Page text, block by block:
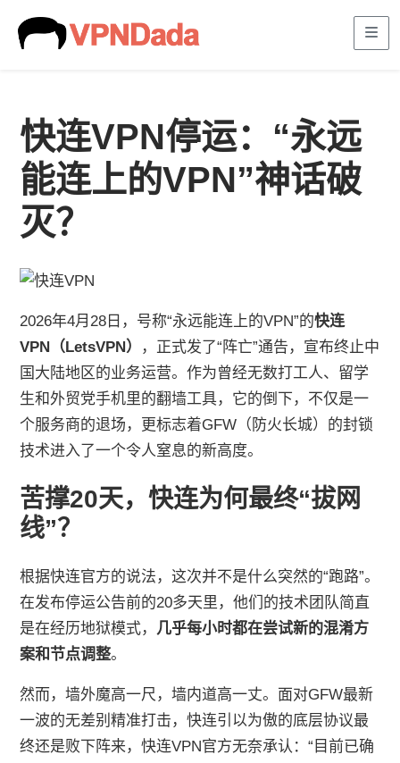
快连VPN停运：“永远
能连上的VPN”神话破
灭？
2026年4月28日，号称“永远能连上的VPN”的快连
VPN（LetsVPN）
，正式发了“阵亡”通告，宣布终止中
国大陆地区的业务运营。作为曾经无数打工人、留学
生和外贸党手机里的翻墙工具，它的倒下，不仅是一
个服务商的退场，更标志着GFW（防火长城）的封锁
技术进入了一个令人窒息的新高度。
苦撑20天，快连为何最终“拔网
线”？
根据快连官方的说法，这次并不是什么突然的“跑路”。
在发布停运公告前的20多天里，他们的技术团队简直
是在经历地狱模式， 几乎每小时都在尝试新的混淆方
案和节点调整。
然而，墙外魔高一尺，墙内道高一丈。面对GFW最新
一波的无差别精准打击，快连引以为傲的底层协议最
终还是败下阵来，快连VPN官方无奈承认：“目前已确